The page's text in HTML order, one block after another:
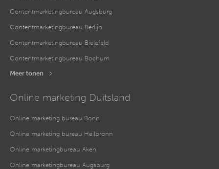
Contentmarketingbureau Augsburg
Contentmarketingbureau Berlijn
Contentmarketingbureau Bielefeld
Contentmarketingbureau Bochum
Meer tonen
Online marketing Duitsland
Online marketing bureau Bonn
Online marketing bureau Heilbronn
Online marketingbureau Aken
Online marketingbureau Augsburg